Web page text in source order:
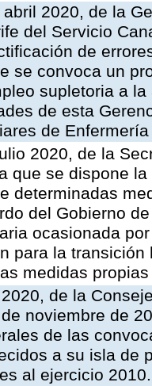
2020, de la
del Servicio
de
se convoca un
supletoria a
de esta
de
2020, de la
que se dispone
determinadas
del Gobierno
ocasionada
para la
medidas
de la
noviembre de
de las
a su isla de
al ejercicio 2010.